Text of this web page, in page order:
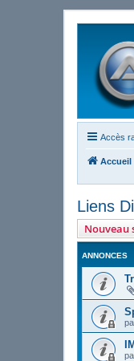
Accès
Accueil
Liens
Nouveau
ANNONCES